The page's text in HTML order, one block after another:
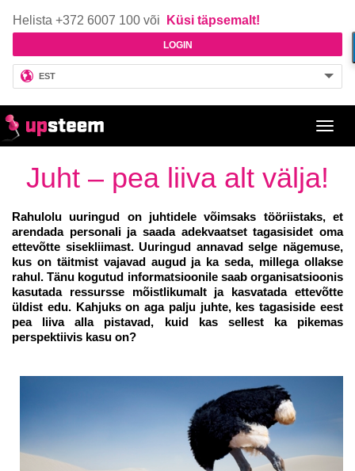
Helista +372 6007 100 või Küsi täpsemalt!
LOGIN
EST
Juht – pea liiva alt välja!
Rahulolu uuringud on juhtidele võimsaks tööriistaks, et
arendada personali ja saada adekvaatset tagasisidet oma
ettevõtte sisekliimast. Uuringud annavad selge nägemuse,
kus on täitmist vajavad augud ja ka seda, millega ollakse
rahul. Tänu kogutud informatsioonile saab organisatsioonis
kasutada ressursse mõistlikumalt ja kasvatada ettevõtte
üldist edu. Kahjuks on aga palju juhte, kes tagasiside eest
pea liiva alla pistavad, kuid kas sellest ka pikemas
perspektiivis kasu on?